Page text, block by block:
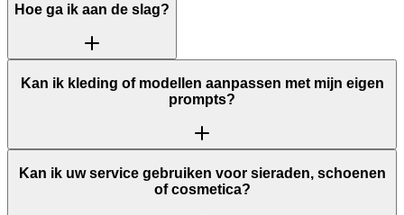
Hoe ga ik aan de slag?
Kan ik kleding of modellen aanpassen met mijn eigen
prompts?
Kan ik uw service gebruiken voor sieraden, schoenen
of cosmetica?